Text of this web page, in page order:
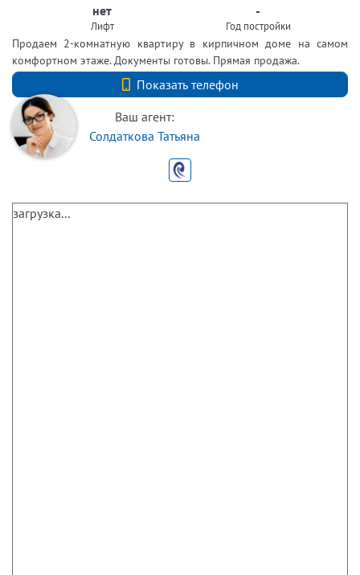
нет
Лифт
-
Год постройки
Продаем 2-комнатную квартиру в кирпичном доме на самом
комфортном этаже. Документы готовы. Прямая продажа.
Показать телефон
+7 (812) 740-70-40
Ваш агент:
Солдаткова Татьяна
загрузка...